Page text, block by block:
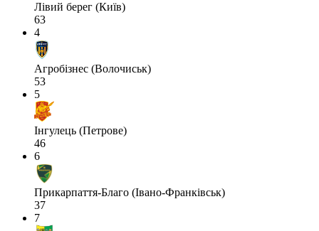
Лівий берег (Київ)
63
4
Агробізнес (Волочиськ)
53
5
Інгулець (Петрове)
46
6
Прикарпаття-Благо (Івано-Франківськ)
37
7